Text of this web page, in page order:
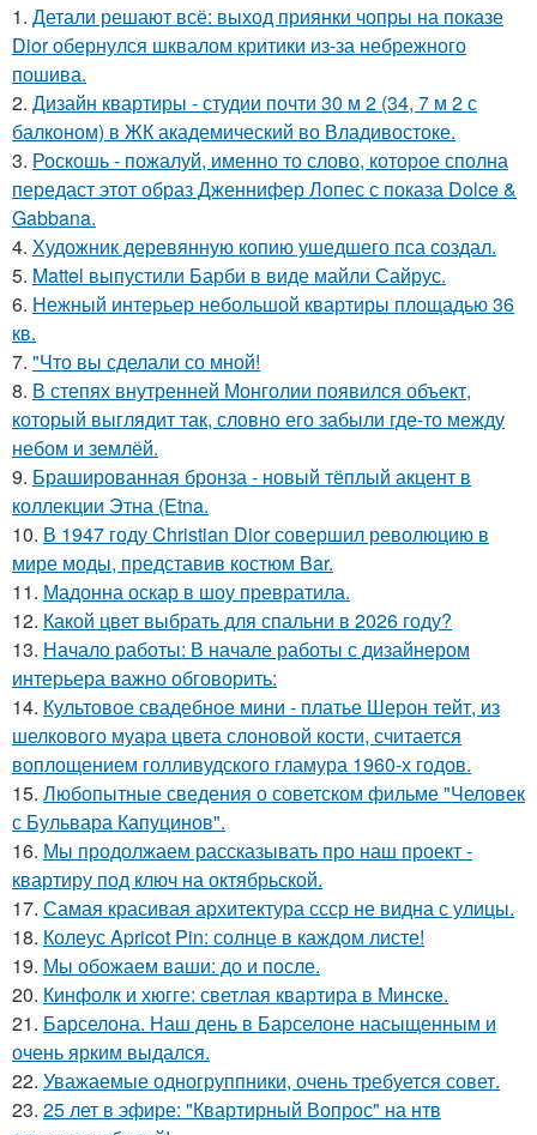
1. Детали решают всё: выход приянки чопры на показе
Dior обернулся шквалом критики из-за небрежного
пошива.
2. Дизайн квартиры - студии почти 30 м 2 (34, 7 м 2 с
балконом) в ЖК академический во Владивостоке.
3. Роскошь - пожалуй, именно то слово, которое сполна
передаст этот образ Дженнифер Лопес с показа Dolce &
Gabbana.
4. Художник деревянную копию ушедшего пса создал.
5. Mattel выпустили Барби в виде майли Сайрус.
6. Нежный интерьер небольшой квартиры площадью 36
кв.
7. "Что вы сделали со мной!
8. В степях внутренней Монголии появился объект,
который выглядит так, словно его забыли где-то между
небом и землёй.
9. Брашированная бронза - новый тёплый акцент в
коллекции Этна (Etna.
10. В 1947 году Christian Dior совершил революцию в
мире моды, представив костюм Bar.
11. Мадонна оскар в шоу превратила.
12. Какой цвет выбрать для спальни в 2026 году?
13. Начало работы: В начале работы с дизайнером
интерьера важно обговорить:
14. Культовое свадебное мини - платье Шерон тейт, из
шелкового муара цвета слоновой кости, считается
воплощением голливудского гламура 1960-х годов.
15. Любопытные сведения о советском фильме "Человек
с Бульвара Капуцинов".
16. Мы продолжаем рассказывать про наш проект -
квартиру под ключ на октябрьской.
17. Самая красивая архитектура ссср не видна с улицы.
18. Колеус Apricot Pin: солнце в каждом листе!
19. Мы обожаем ваши: до и после.
20. Кинфолк и хюгге: светлая квартира в Минске.
21. Барселона. Наш день в Барселоне насыщенным и
очень ярким выдался.
22. Уважаемые одногруппники, очень требуется совет.
23. 25 лет в эфире: "Квартирный Вопрос" на нтв